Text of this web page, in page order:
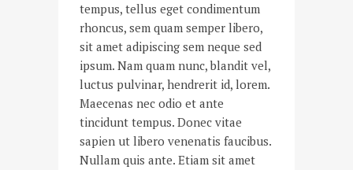
tempus, tellus eget condimentum
rhoncus, sem quam semper libero,
sit amet adipiscing sem neque sed
ipsum. Nam quam nunc, blandit vel,
luctus pulvinar, hendrerit id, lorem.
Maecenas nec odio et ante
tincidunt tempus. Donec vitae
sapien ut libero venenatis faucibus.
Nullam quis ante. Etiam sit amet